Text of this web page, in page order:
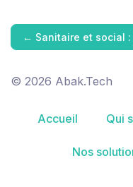
← Sanitaire et social
© 2026 Abak.Tech
Accueil Qui
Nos